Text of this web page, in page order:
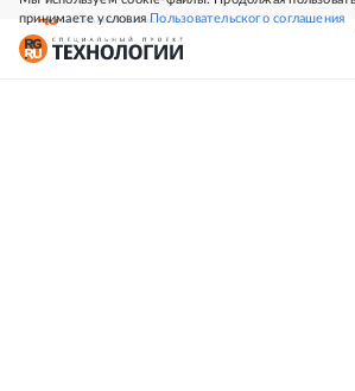
принимаете условияПользовательского соглашения
СВЕЖИЙ НОМЕР